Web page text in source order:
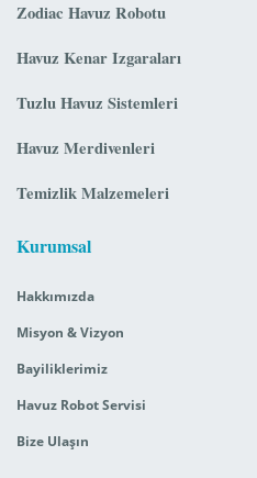
Zodiac Havuz Robotu
Havuz Kenar Izgaraları
Tuzlu Havuz Sistemleri
Havuz Merdivenleri
Temizlik Malzemeleri
Kurumsal
Hakkımızda
Misyon & Vizyon
Bayiliklerimiz
Havuz Robot Servisi
Bize Ulaşın